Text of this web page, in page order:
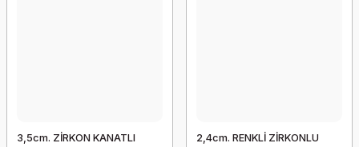
3,5cm. ZİRKON KANATLI
2,4cm. RENKLİ ZİRKONLU